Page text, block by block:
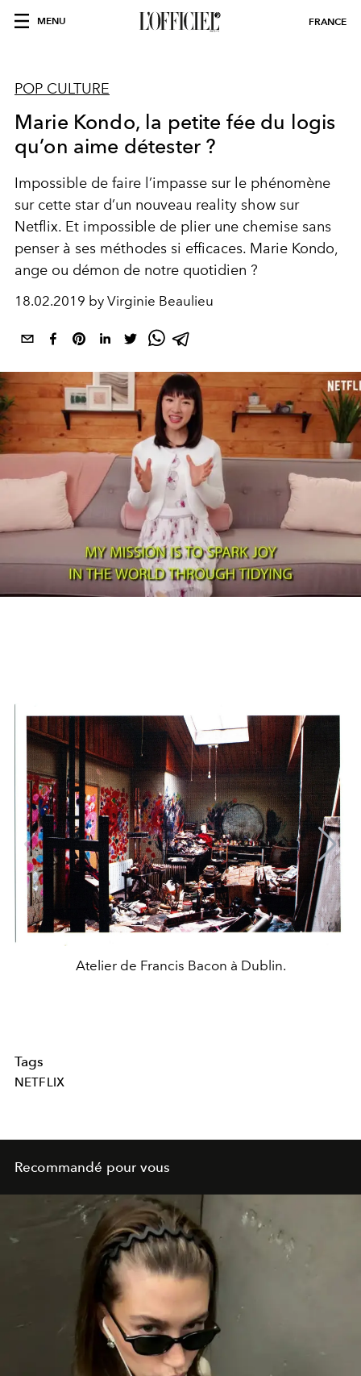
MENU FRANCE
POP CULTURE
Marie Kondo, la petite fée du logis
qu’on aime détester ?
Impossible de faire l’impasse sur le phénomène
sur cette star d’un nouveau reality show sur
Netflix. Et impossible de plier une chemise sans
penser à ses méthodes si efficaces. Marie Kondo,
ange ou démon de notre quotidien ?
18.02.2019 by Virginie Beaulieu
Atelier de Francis Bacon à Dublin.
Tags
NETFLIX
Recommandé pour vous